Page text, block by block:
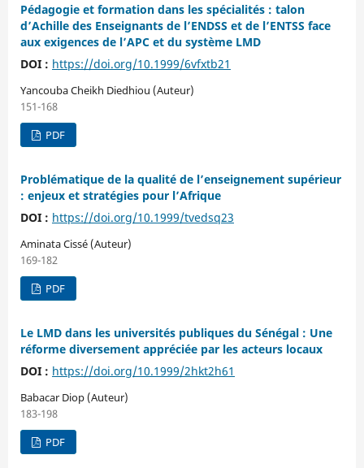
Pédagogie et formation dans les spécialités : talon
d’Achille des Enseignants de l’ENDSS et de l’ENTSS face
aux exigences de l’APC et du système LMD
DOI : https://doi.org/10.1999/6vfxtb21
Yancouba Cheikh Diedhiou (Auteur)
151-168
PDF
Problématique de la qualité de l’enseignement supérieur
: enjeux et stratégies pour l’Afrique
DOI : https://doi.org/10.1999/tvedsq23
Aminata Cissé (Auteur)
169-182
PDF
Le LMD dans les universités publiques du Sénégal : Une
réforme diversement appréciée par les acteurs locaux
DOI : https://doi.org/10.1999/2hkt2h61
Babacar Diop (Auteur)
183-198
PDF